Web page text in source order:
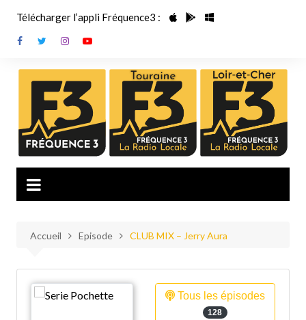
contenu
Télécharger l’appli Fréquence3 :
Accueil Episode CLUB MIX – Jerry Aura
Tous les épisodes
128